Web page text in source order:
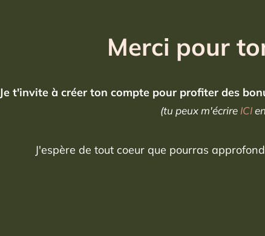
Merci pour
Je t'invite à créer ton compte pour profiter des
(tu peux m'écrire ICI
J'espère de tout coeur que pourras